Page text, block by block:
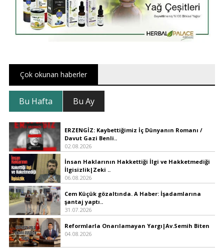
Çok okunan haberler
Bu Hafta Bu Ay
ERZENGİZ: Kaybettiğimiz İç Dünyanın Romanı /
Davut Gazi Benli..
02.08.2026
İnsan Haklarının Hakkettiği İlgi ve Hakketmediği
İlgisizlik|Zeki ..
06.08.2026
Cem Küçük gözaltında. A Haber: İşadamlarına
şantaj yaptı..
31.07.2026
Reformlarla Onarılamayan Yargı|Av.Semih Biten
04.08.2026